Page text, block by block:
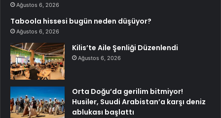
Ağustos 6, 2026
Taboola hissesi bugün neden düşüyor?
Ağustos 6, 2026
Kilis’te Aile Şenliği Düzenlendi
Ağustos 6, 2026
Orta Doğu’da gerilim bitmiyor!
Husiler, Suudi Arabistan’a karşı deniz
ablukası başlattı